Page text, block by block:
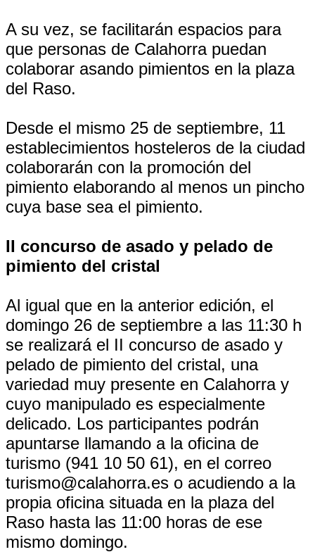
A su vez, se facilitarán espacios para
que personas de Calahorra puedan
colaborar asando pimientos en la plaza
del Raso.
Desde el mismo 25 de septiembre, 11
establecimientos hosteleros de la ciudad
colaborarán con la promoción del
pimiento elaborando al menos un pincho
cuya base sea el pimiento.
II concurso de asado y pelado de
pimiento del cristal
Al igual que en la anterior edición, el
domingo 26 de septiembre a las 11:30 h
se realizará el II concurso de asado y
pelado de pimiento del cristal, una
variedad muy presente en Calahorra y
cuyo manipulado es especialmente
delicado. Los participantes podrán
apuntarse llamando a la oficina de
turismo (941 10 50 61), en el correo
turismo@calahorra.es o acudiendo a la
propia oficina situada en la plaza del
Raso hasta las 11:00 horas de ese
mismo domingo.